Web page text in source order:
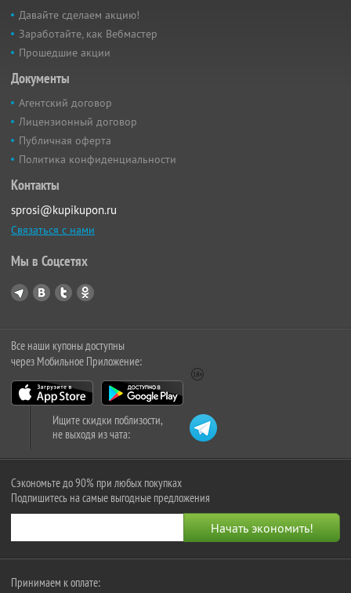
Давайте сделаем акцию!
Заработайте, как Вебмастер
Прошедшие акции
Документы
Агентский договор
Лицензионный договор
Публичная оферта
Политика конфиденциальности
Контакты
sprosi@kupikupon.ru
Связаться с нами
Мы в Соцсетях
Все наши купоны доступны
через Мобильное Приложение:
Ищите скидки поблизости,
не выходя из чата:
Сэкономьте до 90% при любых покупках
Подпишитесь на самые выгодные предложения
Принимаем к оплате: